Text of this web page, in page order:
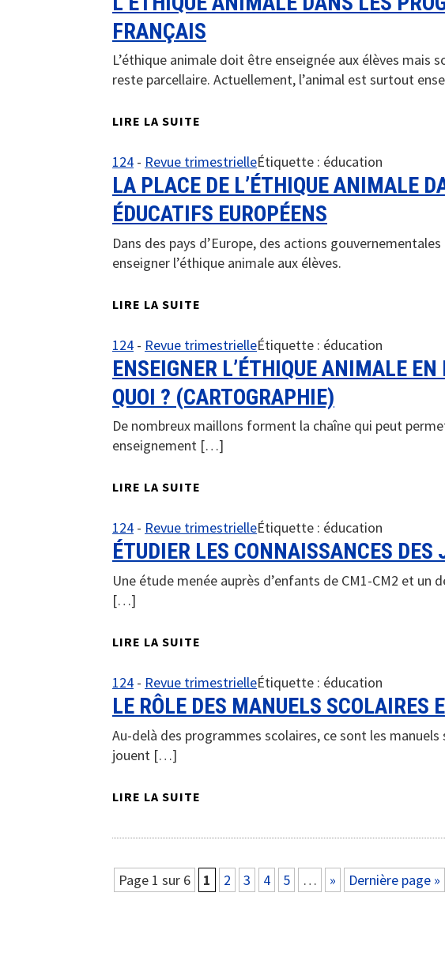
FRANÇAIS
L’éthique animale doit être enseignée aux élèves mais
reste parcellaire. Actuellement, l’animal est surtout
LIRE LA SUITE
124 - Revue trimestrielleÉtiquette : éducation
LA PLACE DE L’ÉTHIQUE ANIMALE
ÉDUCATIFS EUROPÉENS
Dans des pays d’Europe, des actions
enseigner l’éthique animale aux élèves.
LIRE LA SUITE
124 - Revue trimestrielleÉtiquette : éducation
ENSEIGNER L’ÉTHIQUE ANIMALE
QUOI ? (CARTOGRAPHIE)
De nombreux maillons forment la chaîne qui peut
enseignement […]
LIRE LA SUITE
124 - Revue trimestrielleÉtiquette : éducation
ÉTUDIER LES CONNAISSANCES
Une étude menée auprès d’enfants de CM1-CM2 et
[…]
LIRE LA SUITE
124 - Revue trimestrielleÉtiquette : éducation
LE RÔLE DES MANUELS SCOLAIRES
Au-delà des programmes scolaires, ce sont les
jouent […]
LIRE LA SUITE
Page 1 sur 6 1 2 3 4 5 … » Dernière page »